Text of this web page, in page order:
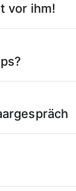
vor ihm!